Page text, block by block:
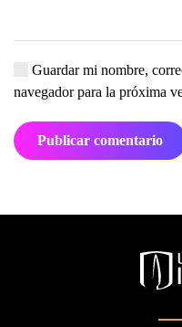
Guardar mi nombre,
navegador para la próxima
Publicar comentario